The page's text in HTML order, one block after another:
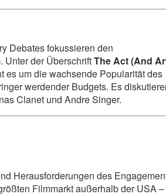
Debates fokussieren den
Unter der ÜberschriftThe Act (And
es um die wachsende Popularität des
werdender Budgets. Es
Clanet und Andre Singer.
Herausforderungen des
Filmmarkt außerhalb der USA –